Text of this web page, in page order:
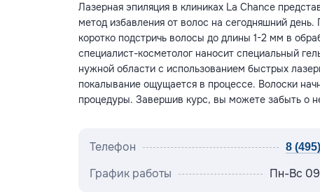
Лазерная эпиляция в клиниках La Chance
метод избавления от волос на сегодняшний
коротко подстричь волосы до длины 1-2 мм в
специалист-косметолог наносит специальный
нужной области с использованием быстрых
покалывание ощущается в процессе. Волоски
процедуры. Завершив курс, вы можете забыть о
Телефон 8
График работы Пн-Вс